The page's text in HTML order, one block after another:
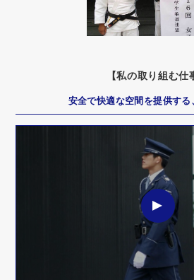
【私の取り組む仕
安全で快適な空間を提供する